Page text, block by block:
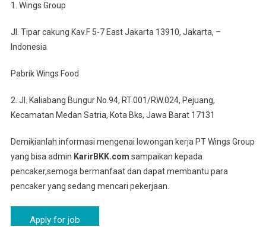
1. Wings Group
Jl. Tipar cakung Kav.F 5-7 East Jakarta 13910, Jakarta, –
Indonesia
Pabrik Wings Food
2. Jl. Kaliabang Bungur No.94, RT.001/RW.024, Pejuang,
Kecamatan Medan Satria, Kota Bks, Jawa Barat 17131
Demikianlah informasi mengenai lowongan kerja PT Wings Group
yang bisa admin KarirBKK.com sampaikan kepada
pencaker,semoga bermanfaat dan dapat membantu para
pencaker yang sedang mencari pekerjaan.